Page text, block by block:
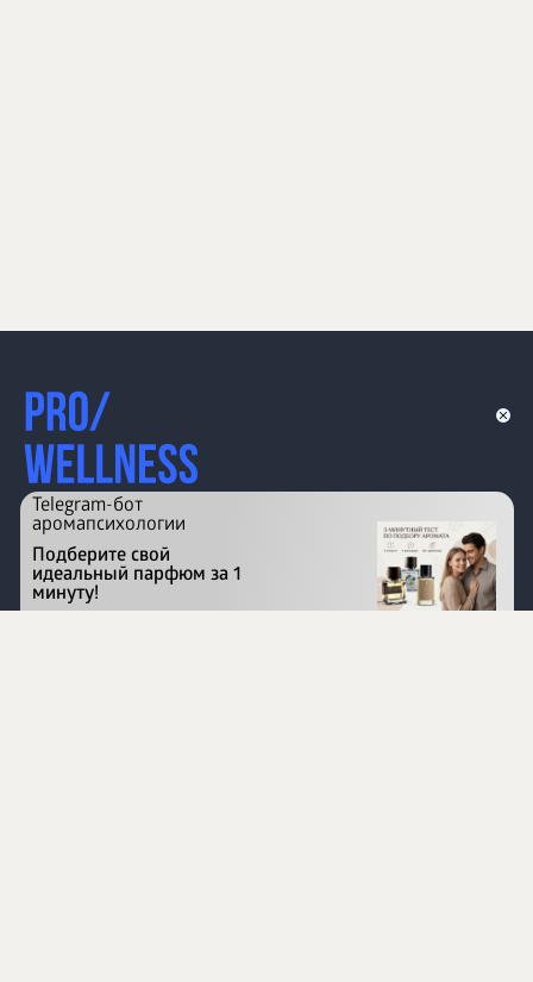
Перейти на сайт
Telegram-бот
аромапсихологии
Подберите свой
идеальный парфюм за 1
минуту!